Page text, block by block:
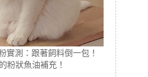
實測：跟著飼料倒一包！
粉狀魚油補充！